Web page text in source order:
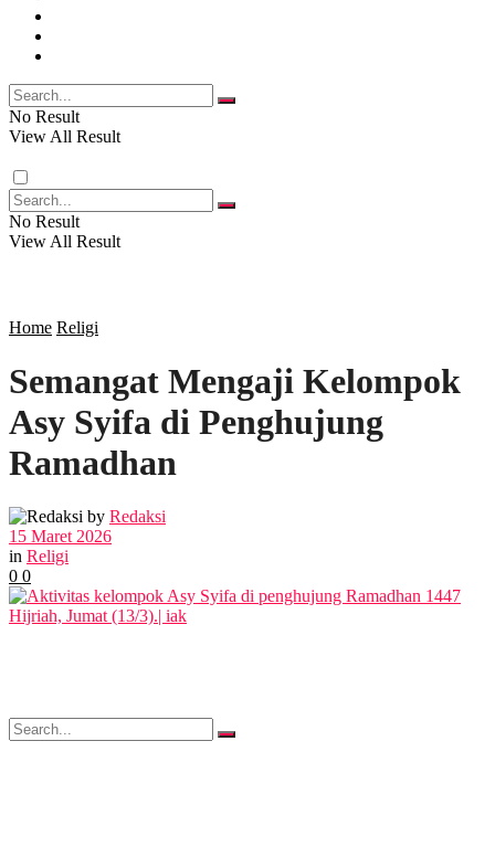
PENDIDIKAN
SOSOK
POLITIK
EKBIS
OPINI
No Result
View All Result
No Result
View All Result
Home Religi
Semangat Mengaji Kelompok
Asy Syifa di Penghujung
Ramadhan
by Redaksi
15 Maret 2026
in Religi
0 0